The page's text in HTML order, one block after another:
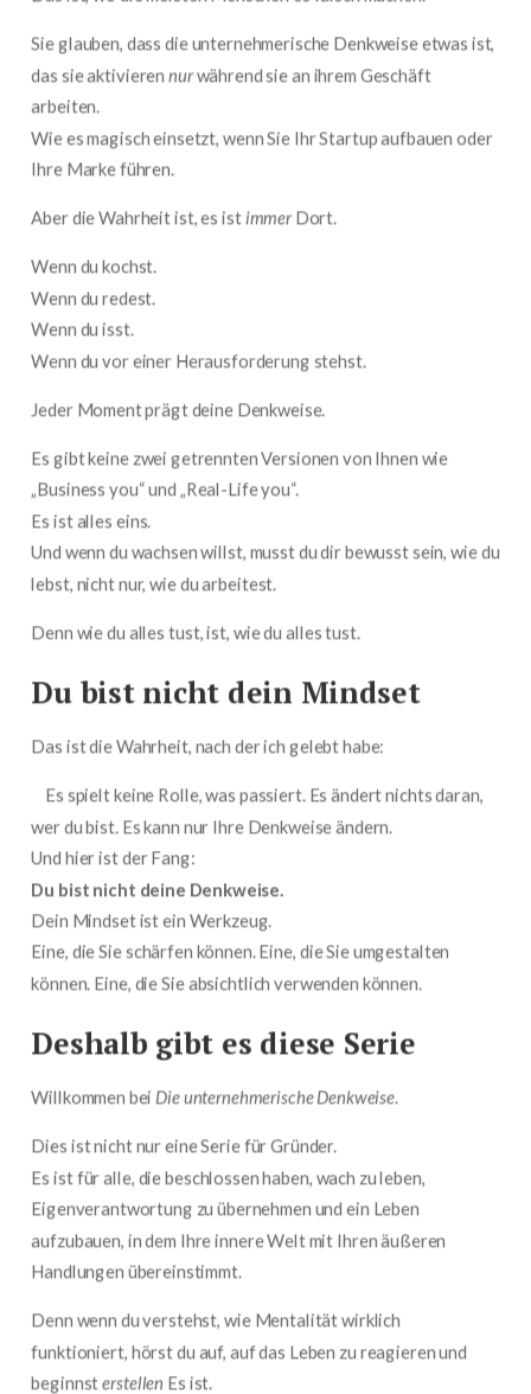
Sie glauben, dass die unternehmerische Denkweise etwas ist,
das sie aktivierennurwährend sie an ihrem Geschäft
arbeiten.
Wie es magisch einsetzt, wenn Sie Ihr Startup aufbauen oder
Ihre Marke führen.
Aber die Wahrheit ist, es ist immerDort.
Wenn du kochst.
Wenn du redest.
Wenn du isst.
Wenn du vor einer Herausforderung stehst.
Jeder Moment prägt deine Denkweise.
Es gibt keine zwei getrennten Versionen von Ihnen wie
„Business you“ und „Real-Life you“.
Es ist alles eins.
Und wenn du wachsen willst, musst du dir bewusst sein, wie du
lebst, nicht nur, wie du arbeitest.
Denn wie du alles tust, ist, wie du alles tust.
Du bist nicht dein Mindset
Das ist die Wahrheit, nach der ich gelebt habe:
Es spielt keine Rolle, was passiert. Es ändert nichts daran,
wer du bist. Es kann nur Ihre Denkweise ändern.
Und hier ist der Fang:
Du bist nicht deine Denkweise.
Dein Mindset ist ein Werkzeug.
Eine, die Sie schärfen können. Eine, die Sie umgestalten
können. Eine, die Sie absichtlich verwenden können.
Deshalb gibt es diese Serie
Willkommen bei Die unternehmerische Denkweise.
Dies ist nicht nur eine Serie für Gründer.
Es ist für alle, die beschlossen haben, wach zu leben,
Eigenverantwortung zu übernehmen und ein Leben
aufzubauen, in dem Ihre innere Welt mit Ihren äußeren
Handlungen übereinstimmt.
Denn wenn du verstehst, wie Mentalität wirklich
funktioniert, hörst du auf, auf das Leben zu reagieren und
beginnsterstellen Es ist.